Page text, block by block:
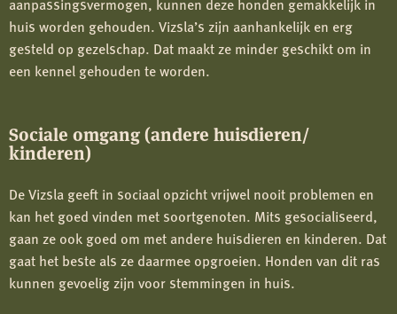
huis worden gehouden. Vizsla’s zijn aanhankelijk en erg
gesteld op gezelschap. Dat maakt ze minder geschikt om in
een kennel gehouden te worden.
Sociale omgang (andere huisdieren/
kinderen)
De Vizsla geeft in sociaal opzicht vrijwel nooit problemen en
kan het goed vinden met soortgenoten. Mits gesocialiseerd,
gaan ze ook goed om met andere huisdieren en kinderen. Dat
gaat het beste als ze daarmee opgroeien. Honden van dit ras
kunnen gevoelig zijn voor stemmingen in huis.